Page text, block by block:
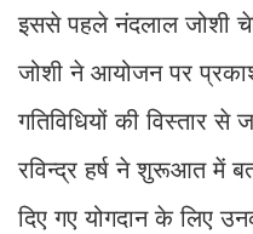
इससे पहले नंदलाल जोशी
जोशी ने आयोजन पर
गतिविधियों की विस्तार से
रविन्द्र हर्ष ने शुरूआत में
दिए गए योगदान के लिए